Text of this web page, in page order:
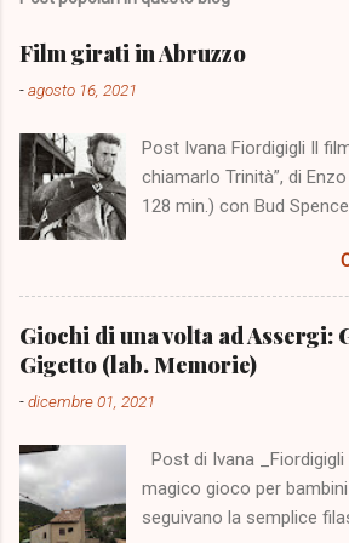
Film girati in Abruzzo
-agosto 16, 2021
Post Ivana Fiordigigli Il
chiamarlo Trinità”, di
128 min.) con Bud
Campo Imperatore
agosto 2021 a Fonte
pubblico è stato
all'incontro con Terence
richiama alla mente una
nello scenario dei monti
realizzata da Marzia di
pubblicata su internet,
perché è accurata e ci
Giochi di una volta ad Assergi:
Gigetto (lab. Memorie)
-dicembre 01, 2021
Post di Ivana _Fiordigigli
magico gioco per
seguivano la semplice